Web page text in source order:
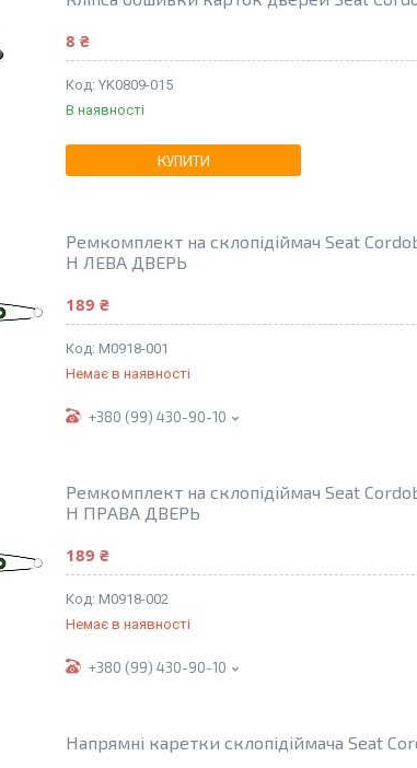
8 ₴
YK0809-015
В наявності
КУПИТИ
Ремкомплект на склопідіймач Seat
H ЛЕВА ДВЕРЬ
189 ₴
M0918-001
Немає в наявності
+380 (99) 430-90-10
Ремкомплект на склопідіймач Seat
H ПРАВА ДВЕРЬ
189 ₴
M0918-002
Немає в наявності
+380 (99) 430-90-10
Напрямні каретки склопідіймача Seat